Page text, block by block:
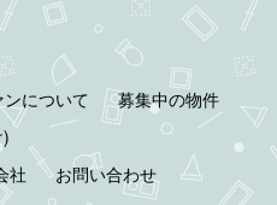
について
募集中の物件
社 お問い合わせ